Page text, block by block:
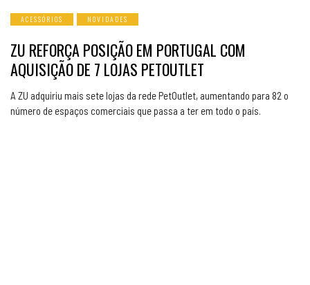
ACESSÓRIOS NOVIDADES
ZU REFORÇA POSIÇÃO EM PORTUGAL COM
AQUISIÇÃO DE 7 LOJAS PETOUTLET
A ZU adquiriu mais sete lojas da rede PetOutlet, aumentando para 82 o
número de espaços comerciais que passa a ter em todo o país.